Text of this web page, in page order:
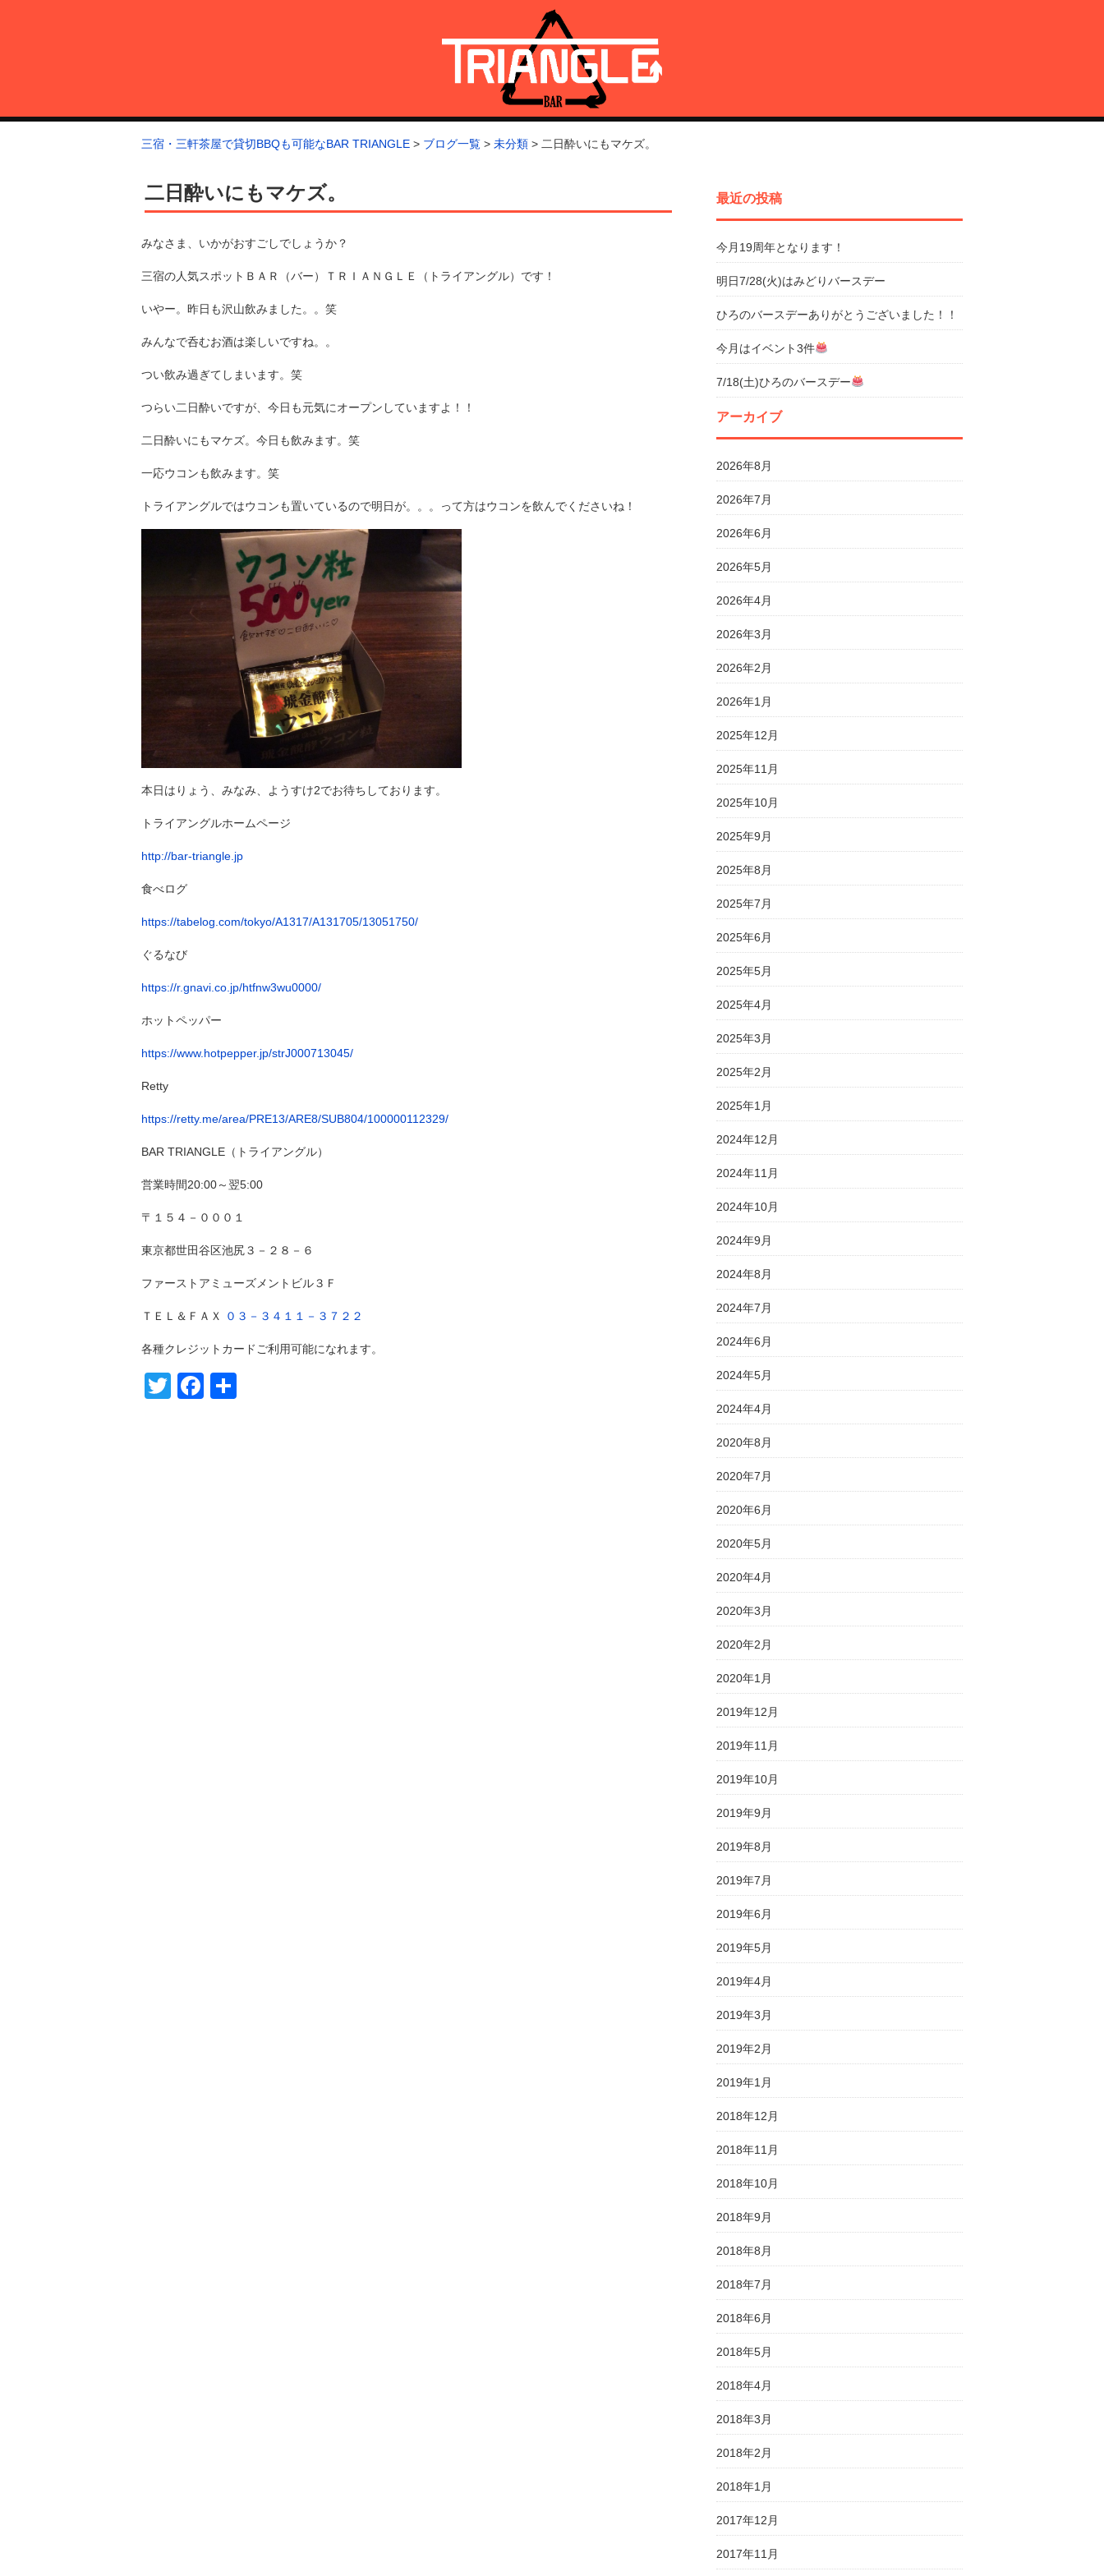
三宿・三軒茶屋で貸切BBQも可能なBAR TRIANGLE
三宿・三軒茶屋A5ランクの貸切BBQも可能なBAR TRIANGLE(バー・トライアングル)
三宿・三軒茶屋で貸切BBQも可能なBAR TRIANGLE > ブログ一覧 > 未分類 > 二日酔いにもマケズ。
二日酔いにもマケズ。
みなさま、いかがおすごしでしょうか？
三宿の人気スポットＢＡＲ（バー）ＴＲＩＡＮＧＬＥ（トライアングル）です！
いやー。昨日も沢山飲みました。。笑
みんなで呑むお酒は楽しいですね。。
つい飲み過ぎてしまいます。笑
つらい二日酔いですが、今日も元気にオープンしていますよ！！
二日酔いにもマケズ。今日も飲みます。笑
一応ウコンも飲みます。笑
トライアングルではウコンも置いているので明日が。。。って方はウコンを飲んでくださいね！
本日はりょう、みなみ、ようすけ2でお待ちしております。
トライアングルホームページ
http://bar-triangle.jp
食べログ
https://tabelog.com/tokyo/A1317/A131705/13051750/
ぐるなび
https://r.gnavi.co.jp/htfnw3wu0000/
ホットペッパー
https://www.hotpepper.jp/strJ000713045/
Retty
https://retty.me/area/PRE13/ARE8/SUB804/100000112329/
BAR TRIANGLE（トライアングル）
営業時間20:00～翌5:00
〒１５４－０００１
東京都世田谷区池尻３－２８－６
ファーストアミューズメントビル３Ｆ
ＴＥＬ＆ＦＡＸ ０３－３４１１－３７２２
各種クレジットカードご利用可能になれます。
TwitterFacebook
最近の投稿
今月19周年となります！
明日7/28(火)はみどりバースデー
ひろのバースデーありがとうございました！！
今月はイベント3件
7/18(土)ひろのバースデー
アーカイブ
2026年8月
2026年7月
2026年6月
2026年5月
2026年4月
2026年3月
2026年2月
2026年1月
2025年12月
2025年11月
2025年10月
2025年9月
2025年8月
2025年7月
2025年6月
2025年5月
2025年4月
2025年3月
2025年2月
2025年1月
2024年12月
2024年11月
2024年10月
2024年9月
2024年8月
2024年7月
2024年6月
2024年5月
2024年4月
2020年8月
2020年7月
2020年6月
2020年5月
2020年4月
2020年3月
2020年2月
2020年1月
2019年12月
2019年11月
2019年10月
2019年9月
2019年8月
2019年7月
2019年6月
2019年5月
2019年4月
2019年3月
2019年2月
2019年1月
2018年12月
2018年11月
2018年10月
2018年9月
2018年8月
2018年7月
2018年6月
2018年5月
2018年4月
2018年3月
2018年2月
2018年1月
2017年12月
2017年11月